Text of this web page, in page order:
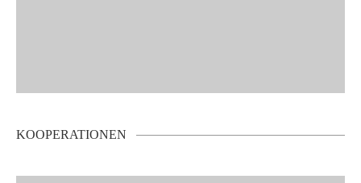
KOOPERATIONEN